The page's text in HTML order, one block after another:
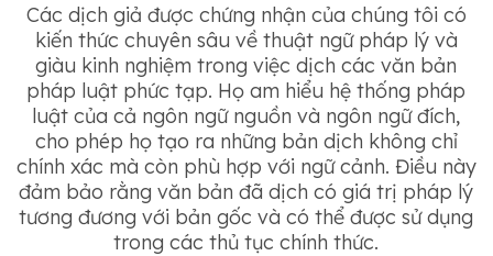
Các dịch giả được chứng nhận của chúng tôi có
kiến ​​thức chuyên sâu về thuật ngữ pháp lý và
giàu kinh nghiệm trong việc dịch các văn bản
pháp luật phức tạp. Họ am hiểu hệ thống pháp
luật của cả ngôn ngữ nguồn và ngôn ngữ đích,
cho phép họ tạo ra những bản dịch không chỉ
chính xác mà còn phù hợp với ngữ cảnh. Điều này
đảm bảo rằng văn bản đã dịch có giá trị pháp lý
tương đương với bản gốc và có thể được sử dụng
trong các thủ tục chính thức.